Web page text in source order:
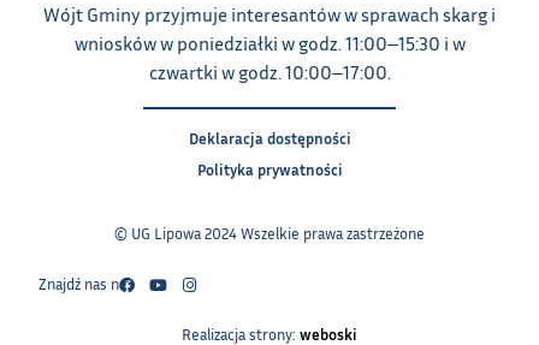
Wójt Gminy przyjmuje interesantów w sprawach skarg i
wniosków w poniedziałki w godz. 11:00‒15:30 i w
czwartki w godz. 10:00‒17:00.
Deklaracja dostępności
Polityka prywatności
© UG Lipowa 2024 Wszelkie prawa zastrzeżone
Znajdź nas na:
Realizacja strony: weboski